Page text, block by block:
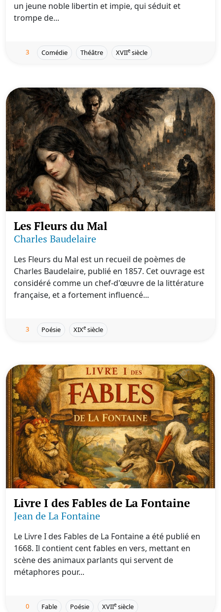
un jeune noble libertin et impie, qui séduit et
trompe de...
3 Comédie Théâtre XVIIe siècle
Les Fleurs du Mal
Charles Baudelaire
Les Fleurs du Mal est un recueil de poèmes de
Charles Baudelaire, publié en 1857. Cet ouvrage est
considéré comme un chef-d'œuvre de la littérature
française, et a fortement influencé...
3 Poésie XIXe siècle
Livre I des Fables de La Fontaine
Jean de La Fontaine
Le Livre I des Fables de La Fontaine a été publié en
1668. Il contient cent fables en vers, mettant en
scène des animaux parlants qui servent de
métaphores pour...
0 Fable Poésie XVIIe siècle